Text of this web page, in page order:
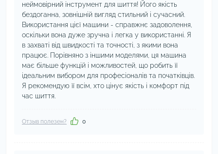
неймовірний інструмент для шиття! Його якість
бездоганна, зовнішній вигляд стильний і сучасний.
Використання цієї машини - справжнє задоволення,
оскільки вона дуже зручна і легка у використанні. Я
в захваті від швидкості та точності, з якими вона
працює. Порівняно з іншими моделями, ця машина
має більше функцій і можливостей, що робить її
ідеальним вибором для професіоналів та початківців.
Я рекомендую її всім, хто цінує якість і комфорт під
час шиття.
Отзыв полезен? 0